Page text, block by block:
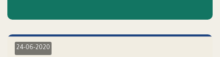
24-06-2020